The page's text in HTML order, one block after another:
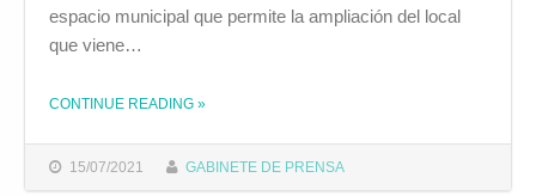
15/07/2021 GABINETE DE PRENSA
espacio municipal que permite la ampliación del local
que viene…
CONTINUE READING »